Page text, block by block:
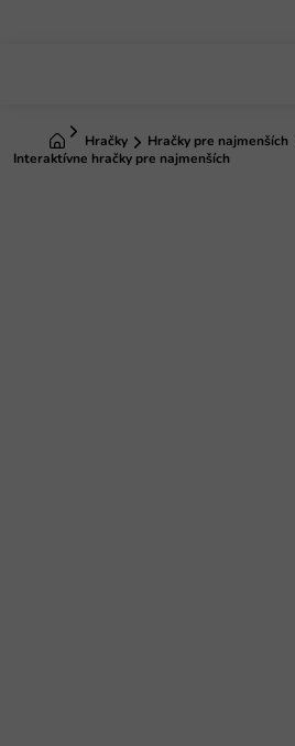
DomovHračky
Hračky pre najmenších
Interaktívne hračky pre najmenších